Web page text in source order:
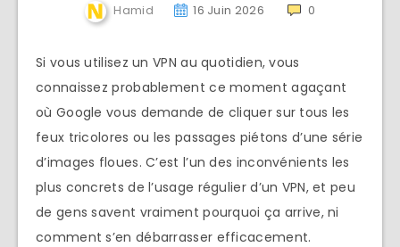
Hamid 16 Juin 2026 0
Si vous utilisez un VPN au quotidien, vous
connaissez probablement ce moment agaçant
où Google vous demande de cliquer sur tous les
feux tricolores ou les passages piétons d’une série
d’images floues. C’est l’un des inconvénients les
plus concrets de l’usage régulier d’un VPN, et peu
de gens savent vraiment pourquoi ça arrive, ni
comment s’en débarrasser efficacement.